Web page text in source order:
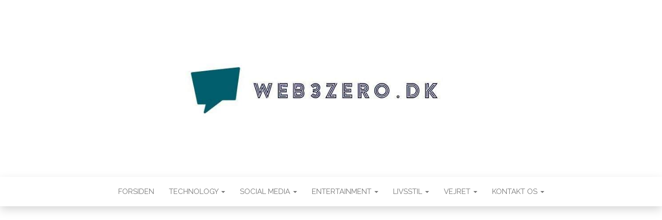
WEB3ZERO.DK
FORSIDEN TECHNOLOGY SOCIAL MEDIA ENTERTAINMENT LIVSSTIL VEJRET KONTAKT OS